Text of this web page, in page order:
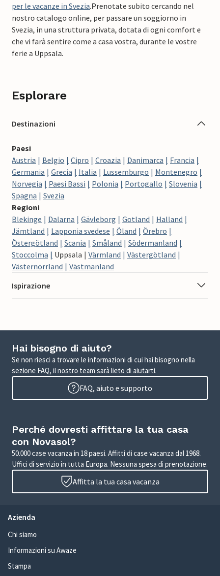
per le vacanze in Svezia.Prenotate subito cercando nel
nostro catalogo online, per passare un soggiorno in
Svezia, in una struttura privata, dotata di ogni comfort e
che vi farà sentire come a casa vostra, durante le vostre
ferie a Uppsala.
Esplorare
Destinazioni
Paesi
Austria
Belgio Cipro Croazia Danimarca
Francia
Germania
Grecia Italia Lussemburgo
Montenegro
Norvegia
Paesi Bassi Polonia Portogallo
Slovenia
Spagna
Svezia
Regioni
Blekinge
Dalarna Gävleborg Gotland
Halland
Jämtland
Lapponia svedese Öland
Örebro
Östergötland
Scania Småland
Södermanland
Stoccolma
Uppsala Värmland
Västergötland
Västernorrland
Västmanland
Ispirazione
Hai bisogno di aiuto?
Se non riesci a trovare le informazioni di cui hai bisogno nella
sezione FAQ, il nostro team sarà lieto di aiutarti.
FAQ, aiuto e supporto
Perché dovresti affittare la tua casa
con Novasol?
50.000 case vacanza in 18 paesi. Affitti di case vacanza dal 1968.
Uffici di servizio in tutta Europa. Nessuna spesa di prenotazione.
Affitta la tua casa vacanza
Azienda
Chi siamo
Informazioni su Awaze
Stampa